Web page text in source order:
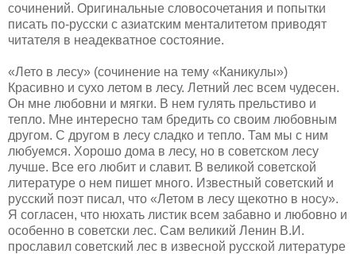
сочинений. Оригинальные словосочетания и попытки
писать по-русски с азиатским менталитетом приводят
читателя в неадекватное состояние.
«Лето в лесу» (сочинение на тему «Каникулы»)
Красивно и сухо летом в лесу. Летний лес всем чудесен.
Он мне любовни и мягки. В нем гулять прельстиво и
тепло. Мне интересно там бредить со своим любовным
другом. С другом в лесу сладко и тепло. Там мы с ним
любуемся. Хорошо дома в лесу, но в советском лесу
лучше. Все его любит и славит. В великой советской
литературе о нем пишет много. Известный советский и
русский поэт писал, что «Летом в лесу щекотно в носу».
Я согласен, что нюхать листик всем забавно и любовно и
особенно в советски лес. Сам великий Ленин В.И.
прославил советский лес в извесной русской литературе